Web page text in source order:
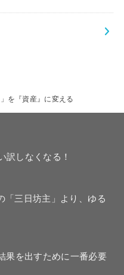
を『資産』に変える
訳しなくなる！
三日坊主」より、ゆる
果を出すために一番必要